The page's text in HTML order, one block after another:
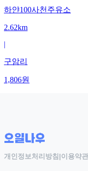
하얀100사천주유소
2.62km
|
구암리
1,806원
개인정보처리방침 |이용약관